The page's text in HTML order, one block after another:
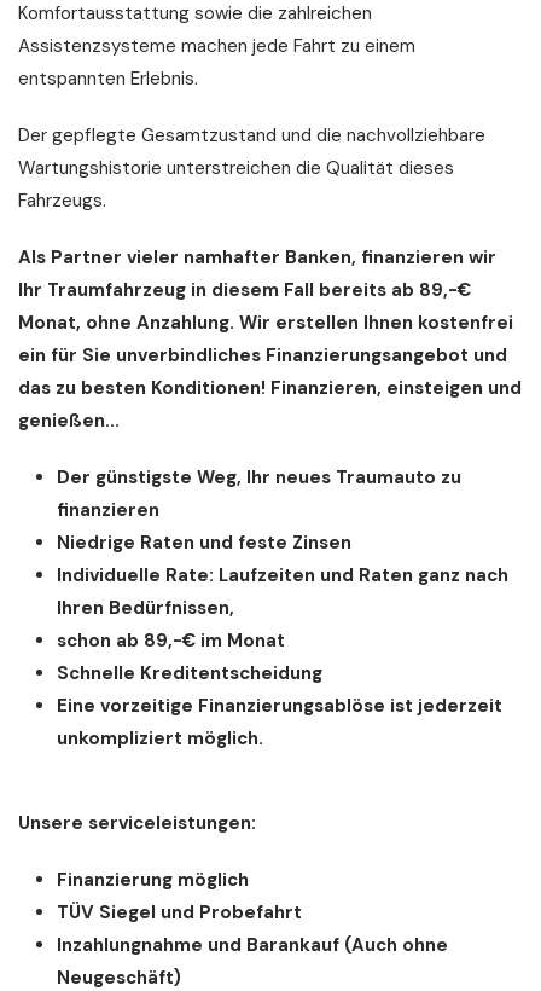
Komfortausstattung sowie die zahlreichen
Assistenzsysteme machen jede Fahrt zu einem
entspannten Erlebnis.
Der gepflegte Gesamtzustand und die nachvollziehbare
Wartungshistorie unterstreichen die Qualität dieses
Fahrzeugs.
Als Partner vieler namhafter Banken, finanzieren wir
Ihr Traumfahrzeug in diesem Fall bereits ab 89,-€
Monat, ohne Anzahlung. Wir erstellen Ihnen kostenfrei
ein für Sie unverbindliches Finanzierungsangebot und
das zu besten Konditionen! Finanzieren, einsteigen und
genießen...
Der günstigste Weg, Ihr neues Traumauto zu
finanzieren
Niedrige Raten und feste Zinsen
Individuelle Rate: Laufzeiten und Raten ganz nach
Ihren Bedürfnissen,
schon ab 89,-€ im Monat
Schnelle Kreditentscheidung
Eine vorzeitige Finanzierungsablöse ist jederzeit
unkompliziert möglich.
Unsere serviceleistungen:
Finanzierung möglich
TÜV Siegel und Probefahrt
Inzahlungnahme und Barankauf (Auch ohne
Neugeschäft)